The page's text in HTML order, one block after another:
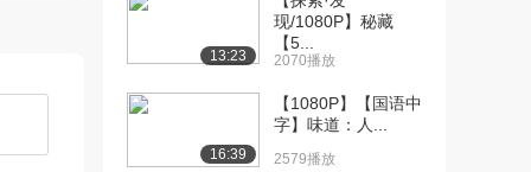
[8] S04E03 斯托纳溜冰鞋
15:37
[9] S04E03 斯托纳溜冰鞋
671播放
15:29
13:23
现/1080P】秘藏
【5...
2070播放
16:39
【1080P】【国语中
字】味道：人...
2579播放